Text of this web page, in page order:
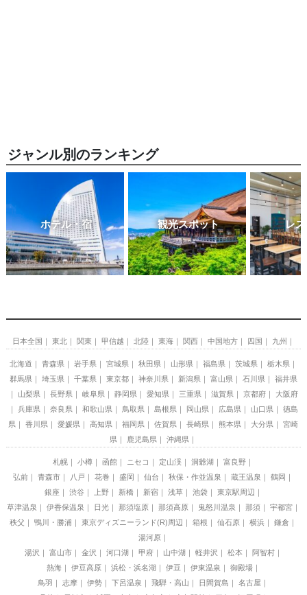
ジャンル別のランキング
ホテル・宿 観光スポット レ
日本全国 東北 関東 甲信越 北陸 東海 関西 中国地方 四国 九州
北海道 青森県 岩手県 宮城県 秋田県 山形県 福島県 茨城県
栃木県
群馬県
埼玉県 千葉県 東京都 神奈川県 新潟県 富山県 石川県
福井県
山梨県
長野県 岐阜県 静岡県 愛知県 三重県 滋賀県 京都府
大阪府
兵庫県
奈良県 和歌山県 鳥取県 島根県 岡山県 広島県 山口県
徳島
県
香川県 愛媛県 高知県 福岡県 佐賀県 長崎県 熊本県 大分県
宮崎
県
鹿児島県 沖縄県
札幌 小樽 函館 ニセコ 定山渓 洞爺湖
富良野
弘前
青森市 八戸 花巻 盛岡 仙台 秋保・作並温泉 蔵王温泉
鶴岡
銀座
渋谷 上野 新橋 新宿 浅草 池袋
東京駅周辺
草津温泉
伊香保温泉 日光 那須塩原 那須高原 鬼怒川温泉 那須
宇都宮
秩父
鴨川・勝浦 東京ディズニーランド(R)周辺 箱根 仙石原 横浜
鎌倉
湯河原
湯沢
富山市 金沢 河口湖 甲府 山中湖 軽井沢 松本
阿智村
熱海
伊豆高原 浜松・浜名湖 伊豆 伊東温泉
御殿場
鳥羽
志摩 伊勢 下呂温泉 飛騨・高山 日間賀島
名古屋